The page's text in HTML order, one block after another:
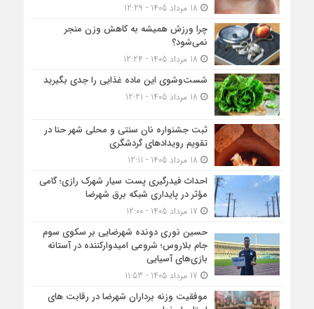
چرا ورزش همیشه به کاهش وزن منجر
نمی‌شود؟
شست‌وشوی این ماده غذایی را جدی بگیرید
ثبت جشنواره نان سنتی و محلی شهر حنا در
تقویم رویداد‌های گردشگری
احداث فیدرگیری پست سیار شهرک رازی؛ گامی
مؤثر در پایداری شبکه برق شهرضا
حسین نوری دونده شهرضایی بر سکوی سوم
جام بلاروس؛ شروعی امیدوارکننده در آستانه
بازی‌های آسیایی
موفقیت وزنه برداران شهرضا در رقابت های